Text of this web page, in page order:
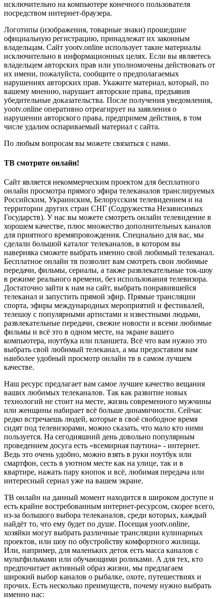
исключительно на компьютере конечного пользователя
посредством интернет-браузера.
Логотипы (изображения, товарные знаки) прошедшие
официальную регистрацию, принадлежат их законным
владельцам. Сайт yootv.online использует такие материалы
исключительно в информационных целях. Если вы являетесь
владельцем авторских прав или уполномочены действовать от
их имени, пожалуйста, сообщите о предполагаемых
нарушениях авторских прав. Укажите материал, который, по
вашему мнению, нарушает авторские права, предъявив
убедительные доказательства. После получения уведомления,
yootv.online оперативно отреагирует на заявления о
нарушении авторского права, предпримем действия, в том
числе удалим оспариваемый материал с сайта.
По любым вопросам вы можете связаться с нами.
ТВ смотрите онлайн!
Сайт является некоммерческим проектом для бесплатного
онлайн просмотра прямого эфира телеканалов транслируемых
Российским, Украинским, Белорусским телевидением и на
территории других стран СНГ (Содружества Независимых
Государств). У нас вы можете смотреть онлайн телевидение в
хорошем качестве, плюс множество дополнительных каналов
для приятного времяпровождения. Специально для вас, мы
сделали большой каталог телеканалов, в котором вы
наверняка сможете выбрать именно свой любимый телеканал.
Бесплатное онлайн тв позволит вам смотреть свои любимые
передачи, фильмы, сериалы, а также развлекательные ток-шоу
в режиме реального времени, без использования телевизора.
Достаточно зайти к нам на сайт, выбрать понравившейся
телеканал и запустить прямой эфир. Прямые трансляции
спорта, эфиры международных мероприятий и фестивалей,
телешоу с популярными артистами и известными людьми,
развлекательные передачи, свежие новости и всеми любимые
фильмы и всё это в одном месте, на экране вашего
компьютера, ноутбука или планшета. Всё что вам нужно это
выбрать свой любимый телеканал, а мы предоставим вам
наиболее удобный просмотр онлайн тв в самом лучшем
качестве.
Наш ресурс предлагает вам самое лучшее качество вещания
ваших любимых телеканалов. Так как развитие новых
технологий не стоит на месте, жизнь современного мужчины
или женщины набирает всё больше динамичности. Сейчас
редко встречаешь людей, которые в своё свободное время
сидят под телевизорами, можно сказать, что мало кто ними
пользуется. На сегодняшний день довольно популярным
проведением досуга есть «всемирная паутина» - интернет.
Ведь это очень удобно, можно взять в руки ноутбук или
смартфон, сесть в уютном месте как на улице, так и в
квартире, нажать пару кнопок и всё, любимая передача или
интересный сериал уже на вашем экране.
ТВ онлайн на данный момент находится в широком доступе и
есть крайне востребованным интернет-ресурсом, скорее всего,
из-за большого выбора телеканалов, среди которых, каждый
найдёт то, что ему будет по душе. Посещая yootv.online,
хозяйки могут выбрать различные трансляции кулинарных
проектов, или шоу по обустройству комфортного жилища.
Или, например, для маленьких деток есть масса каналов с
мультфильмами или обучающими роликами. А для тех, кто
предпочитает активный образ жизни, мы предлагаем
широкий выбор каналов о рыбалке, охоте, путешествиях и
прочих. Есть несколько преимуществ, почему нужно выбрать
именно нас: